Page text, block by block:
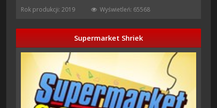
Rok produkcji: 2019 Wyświetleń: 65568
Supermarket Shriek